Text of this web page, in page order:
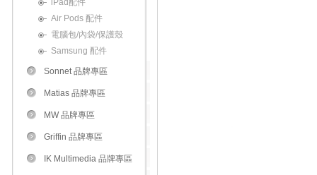
iPad配件
Air Pods 配件
電腦包/內袋/保護殼
Samsung 配件
Sonnet 品牌專區
Matias 品牌專區
MW 品牌專區
Griffin 品牌專區
IK Multimedia 品牌專區